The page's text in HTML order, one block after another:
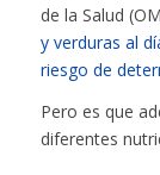
de la Salud
y verduras al
riesgo de
Pero es que
diferentes